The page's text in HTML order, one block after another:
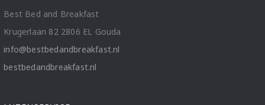
Best Bed and Breakfast
Krugerlaan 82 2806 EL Gouda
info@bestbedandbreakfast.nl
bestbedandbreakfast.nl